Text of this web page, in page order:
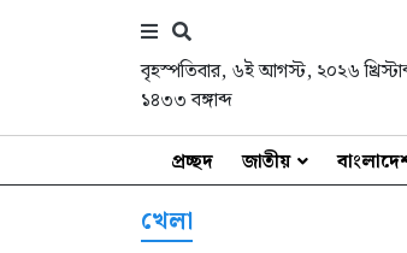
বৃহস্পতিবার, ৬ই আগস্ট, ২০২৬
১৪৩৩ বঙ্গাব্দ
প্রচ্ছদ জাতীয়
খেলা